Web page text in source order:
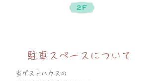
駐車スペースについて
当ゲストハウスの